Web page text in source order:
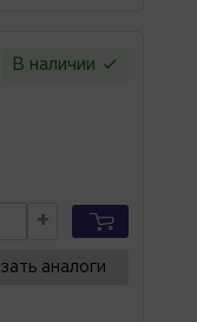
В наличии
+
аналоги